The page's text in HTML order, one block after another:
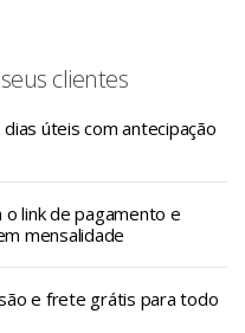
clientes
úteis com antecipação
o link de pagamento e
mensalidade
e frete grátis para todo